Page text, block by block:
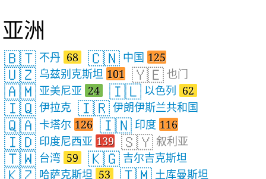
亚洲
🇧🇹 不丹 68 🇨🇳 中国 125
🇺🇿 乌兹别克斯坦 101 🇾🇪 也门
🇦🇲 亚美尼亚 24 🇮🇱 以色列 62
🇮🇶 伊拉克 🇮🇷 伊朗伊斯兰共和国
🇶🇦 卡塔尔 126 🇮🇳 印度 116
🇮🇩 印度尼西亚 139 🇸🇾 叙利亚
🇹🇼 台湾 59 🇰🇬 吉尔吉克斯坦
哈萨克斯坦 53 土库曼斯坦